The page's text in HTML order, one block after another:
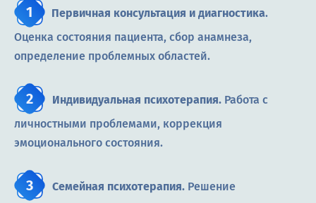
Первичная консультация и диагностика.
Оценка состояния пациента, сбор анамнеза,
определение проблемных областей.
Индивидуальная психотерапия. Работа с
личностными проблемами, коррекция
эмоционального состояния.
Семейная психотерапия. Решение